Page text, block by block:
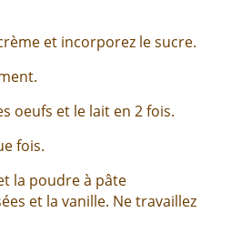
et incorporez le sucre.
oeufs et le lait en 2 fois.
fois.
la poudre à pâte
et la vanille. Ne travaillez